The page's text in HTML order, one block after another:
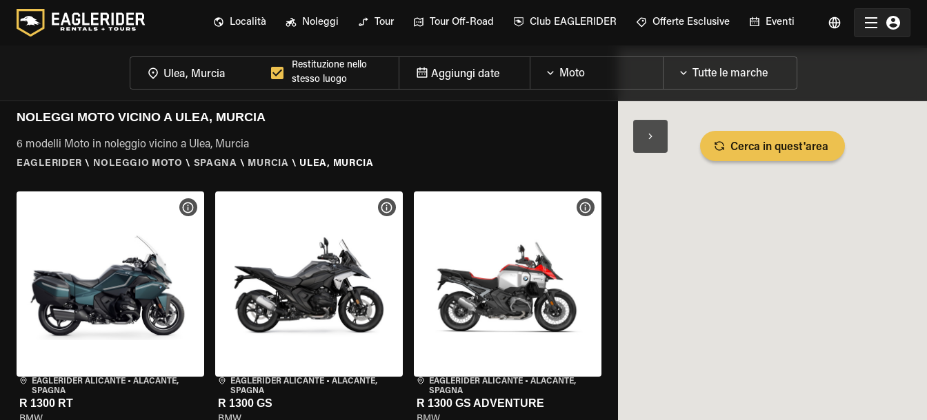
Località Noleggi Tour Tour Off-Road Club EAGLERIDER Offerte Esclusive Eventi
Restituzione nello
stesso luogo
Aggiungi date
NOLEGGI MOTO VICINO A ULEA, MURCIA
6 modelli Moto in noleggio vicino a Ulea, Murcia
EAGLERIDER \ NOLEGGIO MOTO \ SPAGNA \ MURCIA \ ULEA, MURCIA
EAGLERIDER ALICANTE • ALACANTE,
SPAGNA
R 1300 RT
VISUALIZZA SPECIFICHE DELLA MOTO
EAGLERIDER ALICANTE• ALACANTE,
SPAGNA
R 1300 GS
VISUALIZZA SPECIFICHE DELLA MOTO
EAGLERIDER ALICANTE• ALACANTE,
SPAGNA
R 1300 GS ADVENTURE
VISUALIZZA SPECIFICHE DELLA MOTO
Cerca in quest'area